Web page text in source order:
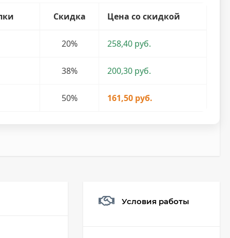
Скидка Цена со скидкой
20% 258,40 руб.
38% 200,30 руб.
50% 161,50 руб.
Условия работы